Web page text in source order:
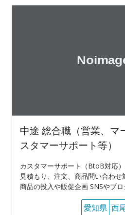
中途 総合職（営業、マ
スタマーサポート等）
カスタマーサポート（BtoB対応
見積もり、注文、商品問い合わ
商品の投入や販促企画 SNSやブ
愛知県 西